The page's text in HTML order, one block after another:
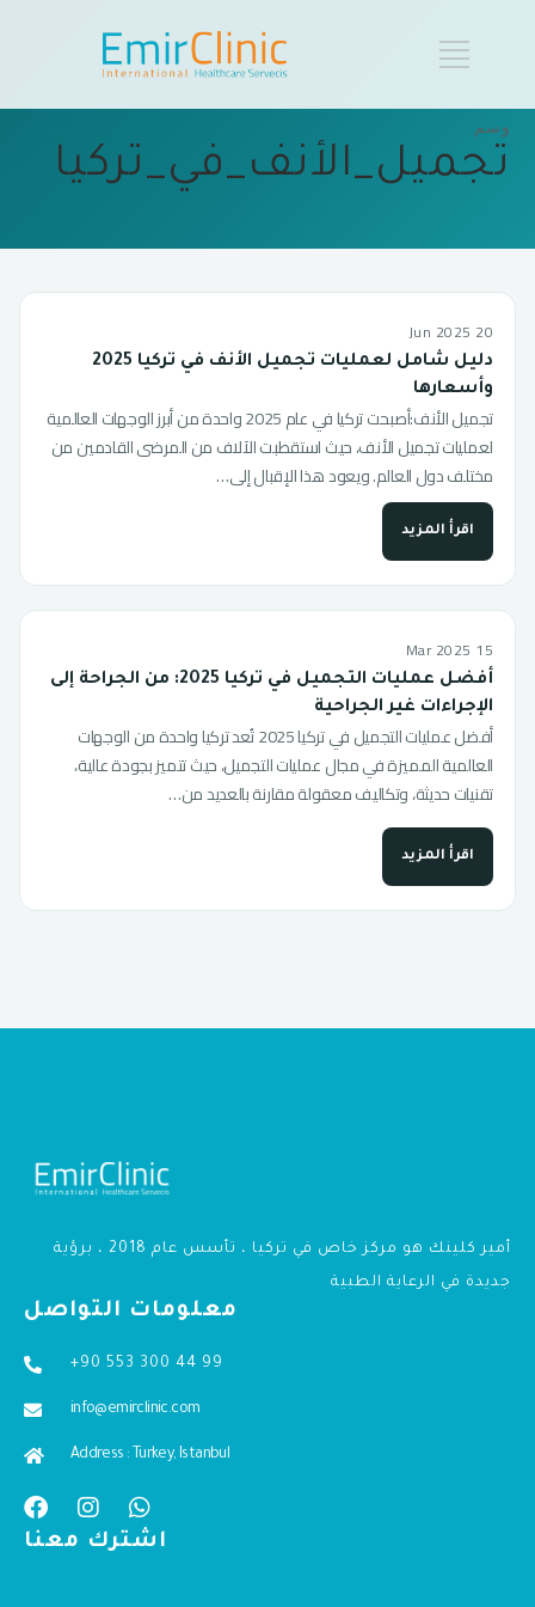
وسم
تجميل_الأنف_في_تركيا
20 Jun 2025
دليل شامل لعمليات تجميل الأنف في تركيا 2025
وأسعارها
تجميل الأنف:أصبحت تركيا في عام 2025 واحدة من أبرز الوجهات العالمية
لعمليات تجميل الأنف، حيث استقطبت الآلاف من المرضى القادمين من
مختلف دول العالم. ويعود هذا الإقبال إلى…
اقرأ المزيد
15 Mar 2025
أفضل عمليات التجميل في تركيا 2025: من الجراحة إلى
الإجراءات غير الجراحية
أفضل عمليات التجميل في تركيا 2025 تُعد تركيا واحدة من الوجهات
العالمية المميزة في مجال عمليات التجميل، حيث تتميز بجودة عالية،
تقنيات حديثة، وتكاليف معقولة مقارنة بالعديد من…
اقرأ المزيد
أمير كلينك هو مركز خاص في تركيا ، تأسس عام 2018 ، برؤية
جديدة في الرعاية الطبية
معلومات التواصل
+90 553 300 44 99
info@emirclinic.com
Address : Turkey, Istanbul
اشترك معنا